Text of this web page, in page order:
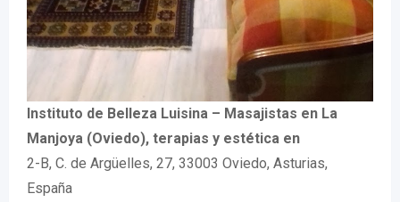
Instituto de Belleza Luisina – Masajistas en La
Manjoya (Oviedo), terapias y estética en
2-B, C. de Argüelles, 27, 33003 Oviedo, Asturias,
España